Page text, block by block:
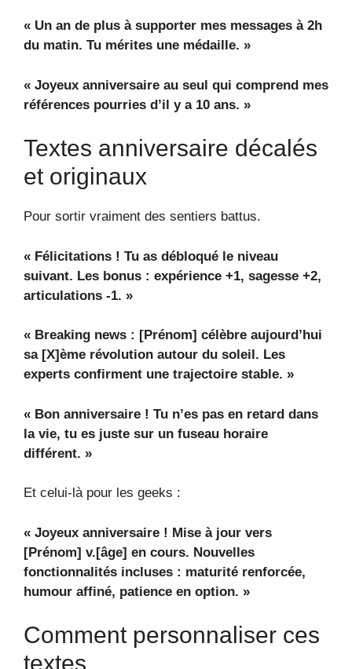
« Un an de plus à supporter mes messages à 2h
du matin. Tu mérites une médaille. »
« Joyeux anniversaire au seul qui comprend mes
références pourries d’il y a 10 ans. »
Textes anniversaire décalés
et originaux
Pour sortir vraiment des sentiers battus.
« Félicitations ! Tu as débloqué le niveau
suivant. Les bonus : expérience +1, sagesse +2,
articulations -1. »
« Breaking news : [Prénom] célèbre aujourd’hui
sa [X]ème révolution autour du soleil. Les
experts confirment une trajectoire stable. »
« Bon anniversaire ! Tu n’es pas en retard dans
la vie, tu es juste sur un fuseau horaire
différent. »
Et celui-là pour les geeks :
« Joyeux anniversaire ! Mise à jour vers
[Prénom] v.[âge] en cours. Nouvelles
fonctionnalités incluses : maturité renforcée,
humour affiné, patience en option. »
Comment personnaliser ces
textes